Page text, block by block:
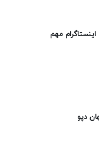
مهم
دپو